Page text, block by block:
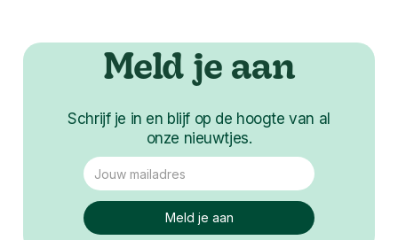
Meld je aan
Schrijf je in en blijf op de hoogte van al
onze nieuwtjes.